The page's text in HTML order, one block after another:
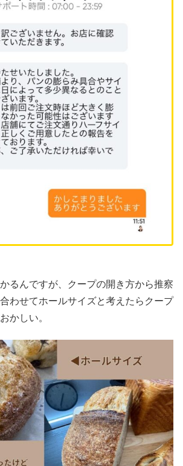
るんですが、クープの開き方から推察
わせてホールサイズと考えたらクープ
かしい。